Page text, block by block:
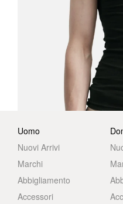
Uomo
Nuovi Arrivi
Marchi
Abbigliamento
Accessori